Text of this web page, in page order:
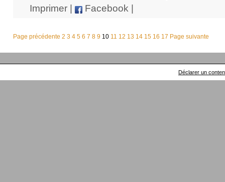
Imprimer | Facebook |
Page précédente 2 3 4 5 6 7 8 9 10 11 12 13 14 15 16 17 Page suivante
Déclarer un